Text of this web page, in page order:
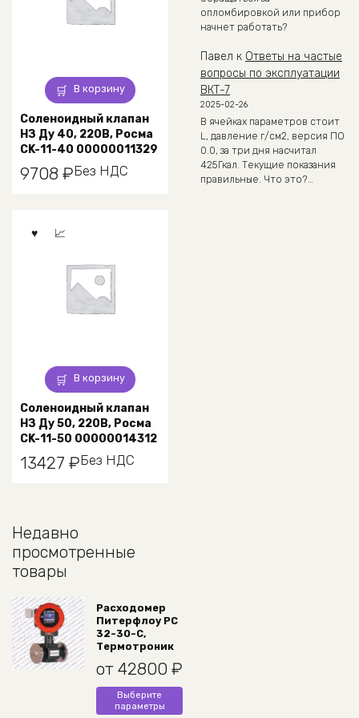
В корзину
Соленоидный клапан
НЗ Ду 40, 220В, Росма
CK-11-40 00000011329
9708 ₽Без НДС
В корзину
Соленоидный клапан
НЗ Ду 50, 220В, Росма
CK-11-50 00000014312
13427 ₽Без НДС
Недавно
просмотренные
товары
Расходомер
Питерфлоу РС
32-30-С,
Термотроник
от 42800 ₽
Выберите
параметры
Этот
товар
опломбировкой или прибор
начнет работать?
Павел к Ответы на частые
вопросы по эксплуатации
ВКТ-7
2025-02-26
В ячейках параметров стоит
L, давление г/см2, версия ПО
0.0, за три дня насчитал
425Гкал. Текущие показания
правильные. Что это?…